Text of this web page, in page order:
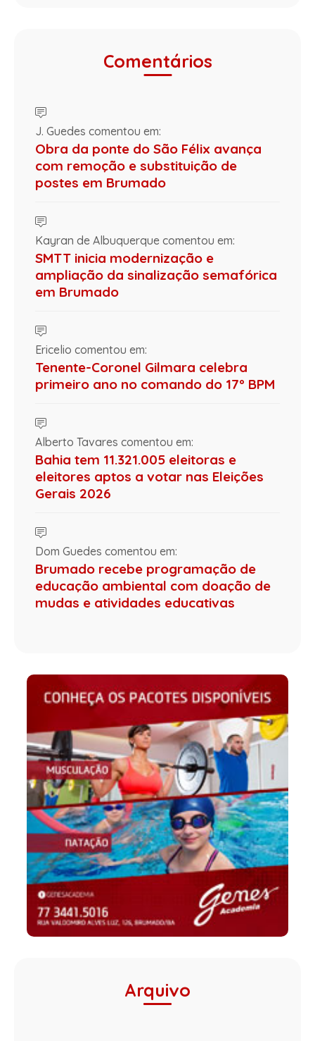
Comentários
J. Guedes comentou em:
Obra da ponte do São Félix avança
com remoção e substituição de
postes em Brumado
Kayran de Albuquerque comentou em:
SMTT inicia modernização e
ampliação da sinalização semafórica
em Brumado
Ericelio comentou em:
Tenente-Coronel Gilmara celebra
primeiro ano no comando do 17º BPM
Alberto Tavares comentou em:
Bahia tem 11.321.005 eleitoras e
eleitores aptos a votar nas Eleições
Gerais 2026
Dom Guedes comentou em:
Brumado recebe programação de
educação ambiental com doação de
mudas e atividades educativas
Arquivo